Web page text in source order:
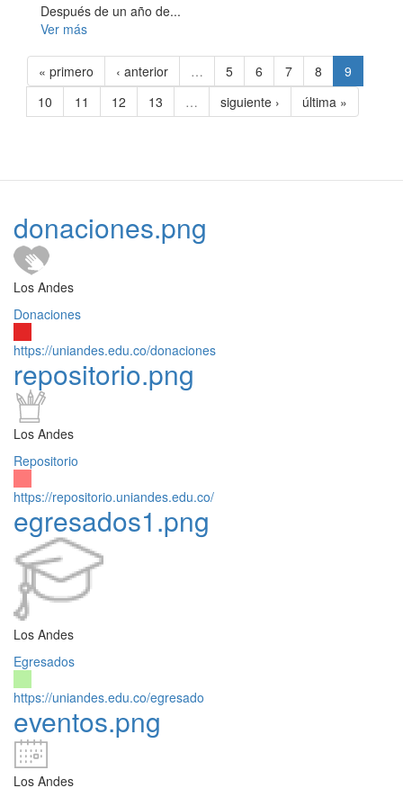
Después de un año de...
Ver más
« primero ‹ anterior … 5 6 7 8
9
10
11 12 13 … siguiente › última »
donaciones.png
Los Andes
Donaciones
https://uniandes.edu.co/donaciones
repositorio.png
Los Andes
Repositorio
https://repositorio.uniandes.edu.co/
egresados1.png
Los Andes
Egresados
https://uniandes.edu.co/egresado
eventos.png
Los Andes